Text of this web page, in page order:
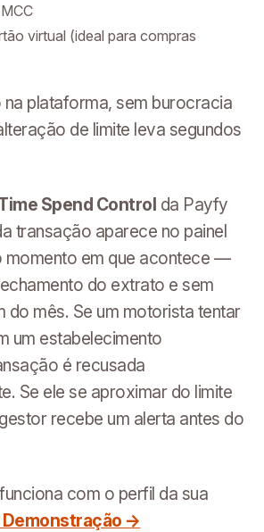
virtual (ideal para compras
na plataforma, sem burocracia
de limite leva segundos
Spend Control da Payfy
transação aparece no painel
momento em que acontece —
do extrato e sem
do mês. Se um motorista tentar
um estabelecimento
é recusada
Se ele se aproximar do limite
recebe um alerta antes do
com o perfil da sua
Demonstração →